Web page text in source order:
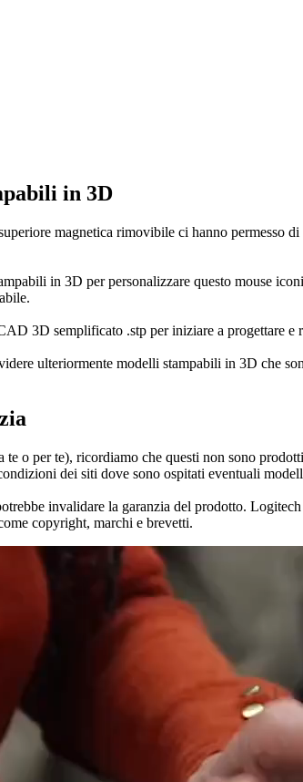
in 3D
magnetica rimovibile ci hanno
in 3D per personalizzare questo mouse
3D semplificato .stp per iniziare a progettare e
ulteriormente modelli stampabili in 3D che
o per te), ricordiamo che questi non sono
dei siti dove sono ospitati eventuali
invalidare la garanzia del prodotto.
copyright, marchi e brevetti.